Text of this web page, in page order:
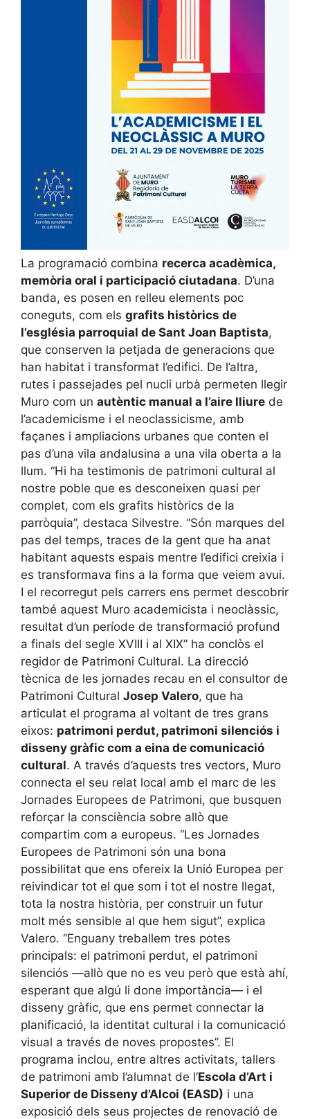
La programació combina recerca acadèmica,
memòria oral i participació ciutadana. D’una
banda, es posen en relleu elements poc
coneguts, com els grafits històrics de
l’església parroquial de Sant Joan Baptista,
que conserven la petjada de generacions que
han habitat i transformat l’edifici. De l’altra,
rutes i passejades pel nucli urbà permeten llegir
Muro com un autèntic manual a l’aire lliure de
l’academicisme i el neoclassicisme, amb
façanes i ampliacions urbanes que conten el
pas d’una vila andalusina a una vila oberta a la
llum. “Hi ha testimonis de patrimoni cultural al
nostre poble que es desconeixen quasi per
complet, com els grafits històrics de la
parròquia”, destaca Silvestre. “Són marques del
pas del temps, traces de la gent que ha anat
habitant aquests espais mentre l’edifici creixia i
es transformava fins a la forma que veiem avui.
I el recorregut pels carrers ens permet descobrir
també aquest Muro academicista i neoclàssic,
resultat d’un període de transformació profund
a finals del segle XVIII i al XIX” ha conclòs el
regidor de Patrimoni Cultural. La direcció
tècnica de les jornades recau en el consultor de
Patrimoni Cultural Josep Valero, que ha
articulat el programa al voltant de tres grans
eixos: patrimoni perdut, patrimoni silenciós i
disseny gràfic com a eina de comunicació
cultural. A través d’aquests tres vectors, Muro
connecta el seu relat local amb el marc de les
Jornades Europees de Patrimoni, que busquen
reforçar la consciència sobre allò que
compartim com a europeus. “Les Jornades
Europees de Patrimoni són una bona
possibilitat que ens ofereix la Unió Europea per
reivindicar tot el que som i tot el nostre llegat,
tota la nostra història, per construir un futur
molt més sensible al que hem sigut”, explica
Valero. “Enguany treballem tres potes
principals: el patrimoni perdut, el patrimoni
silenciós —allò que no es veu però que està ahí,
esperant que algú li done importància— i el
disseny gràfic, que ens permet connectar la
planificació, la identitat cultural i la comunicació
visual a través de noves propostes”. El
programa inclou, entre altres activitats, tallers
de patrimoni amb l’alumnat de l’Escola d’Art i
Superior de Disseny d’Alcoi (EASD) i una
exposició dels seus projectes de renovació de